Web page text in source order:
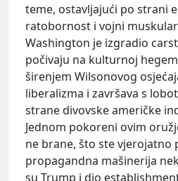
teme, ostavljajući po strani
ratobornost i vojni
Washington je izgradio
počivaju na kulturnoj
širenjem Wilsonovog
liberalizma i završava s
strane divovske američke
Jednom pokoreni ovim
ne brane, što ste vjerojatno
propagandna mašinerija
su Trump i dio